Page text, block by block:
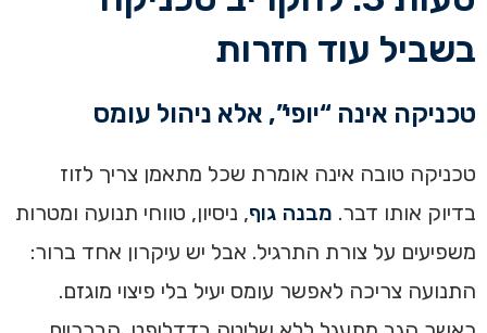
בשביל עוד חזרות
טכניקה אינה “יופי”, אלא ניהול עומס
טכניקה טובה אינה אומרת שכל מתאמן צריך לזוז
בדיוק אותו דבר. מבנה גוף, ניסיון, טווחי תנועה ומטרות
משפיעים על צורת התרגיל. אבל יש עיקרון אחד ברור:
התנועה צריכה לאפשר עומס יעיל בלי פיצוי מוגזם.